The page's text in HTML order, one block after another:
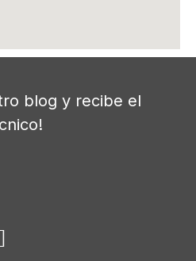
blog y recibe el